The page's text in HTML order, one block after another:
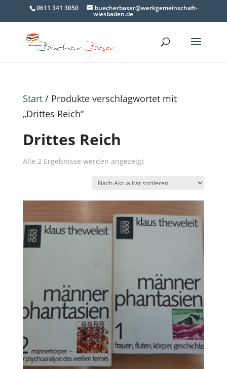
0611 341 3050 buecherbasar@werkgemeinschaft-
wiesbaden.de
Start/ Produkte verschlagwortet mit
„Drittes Reich“
Drittes Reich
Alle 2 Ergebnisse werden angezeigtNach